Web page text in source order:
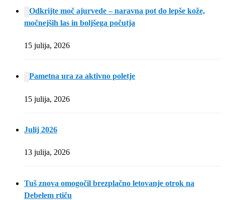
Odkrijte moč ajurvede – naravna pot do lepše kože,
močnejših las in boljšega počutja
15 julija, 2026
Pametna ura za aktivno poletje
15 julija, 2026
Julij 2026
13 julija, 2026
Tuš znova omogočil brezplačno letovanje otrok na
Debelem rtiču